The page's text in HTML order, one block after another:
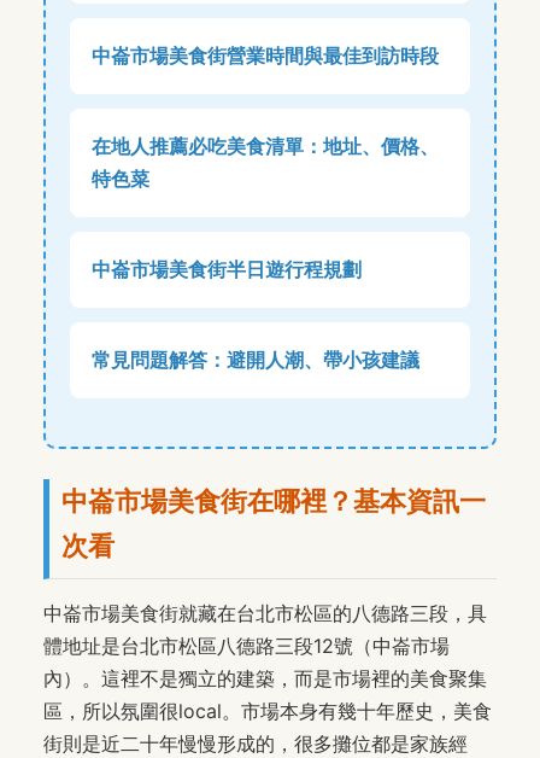
中崙市場美食街營業時間與最佳到訪時段
在地人推薦必吃美食清單：地址、價格、
特色菜
中崙市場美食街半日遊行程規劃
常見問題解答：避開人潮、帶小孩建議
中崙市場美食街在哪裡？基本資訊一
次看
中崙市場美食街就藏在台北市松區的八德路三段，具
體地址是台北市松區八德路三段12號（中崙市場
內）。這裡不是獨立的建築，而是市場裡的美食聚集
區，所以氛圍很local。市場本身有幾十年歷史，美食
街則是近二十年慢慢形成的，很多攤位都是家族經